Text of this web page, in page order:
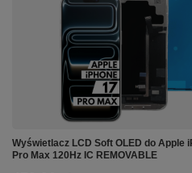
Cechy produktu:
Zwiększona pojemność
o ok. 20%
⭐ Zabezpieczenie przed
przegrzaniem
⭐ Zabezpieczenie przed
Wyświetlacz LCD Soft OLED do Apple
Pro Max 120Hz IC REMOVABLE